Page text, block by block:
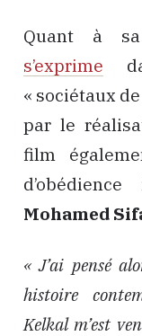
Quant à
s’exprime
« sociétaux
par le
film
Mohamed
« J’ai pensé
histoire
Kelkal m’est